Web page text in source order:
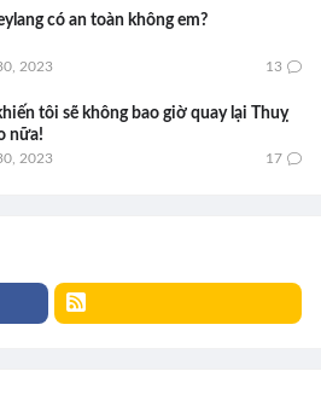
có an toàn không em?
2023 13
tôi sẽ không bao giờ quay lại Thuỵ
nữa!
2023 17